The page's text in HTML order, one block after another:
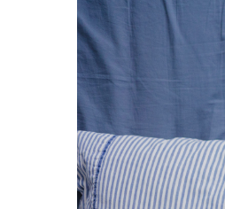
Cearceaf cu elastic
Cearceaf normal
Lenjerii De Pat Creponate
Lenjerii De Pat Bumbac Poplin 2
Lenjerii De Pat Bumbac Poplin,
Matlasate, 2 Persoane
Lenjerii De Pat Bumbac Satinat 2